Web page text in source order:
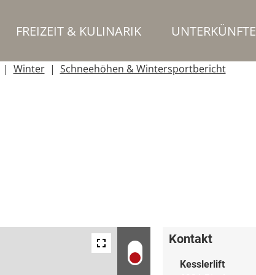
FREIZEIT & KULINARIK UNTERKÜNFTE
Winter Schneehöhen & Wintersportbericht
Kontakt
Kesslerlift